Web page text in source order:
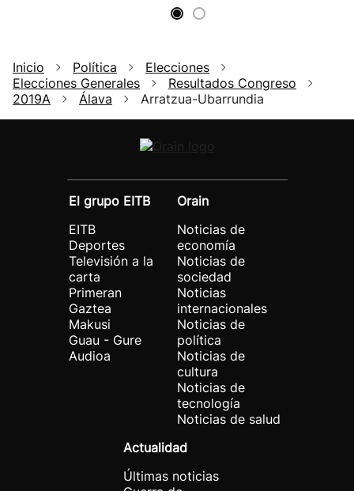
Inicio Política
Elecciones
Elecciones Generales
Resultados Congreso
2019A
Álava Arratzua-Ubarrundia
El grupo EITB
EITB
Deportes
Televisión a la
carta
Primeran
Gaztea
Makusi
Guau - Gure
Audioa
Orain
Noticias de
economía
Noticias de
sociedad
Noticias
internacionales
Noticias de
política
Noticias de
cultura
Noticias de
tecnología
Noticias de salud
Actualidad
Últimas noticias